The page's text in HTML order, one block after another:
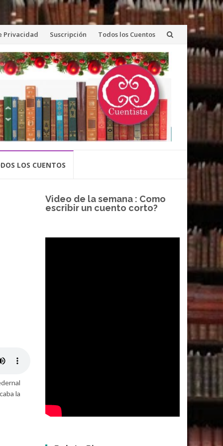
Privacidad Suscripción Todos los Cuentos
LOS CUENTOS
la
Video de la semana : Como
escribir un cuento corto?